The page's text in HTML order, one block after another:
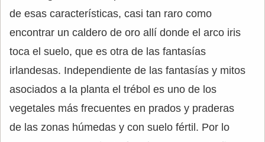
de esas características, casi tan raro como
encontrar un caldero de oro allí donde el arco iris
toca el suelo, que es otra de las fantasías
irlandesas. Independiente de las fantasías y mitos
asociados a la planta el trébol es uno de los
vegetales más frecuentes en prados y praderas
de las zonas húmedas y con suelo fértil. Por lo